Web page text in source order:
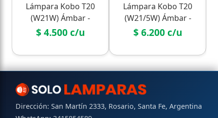
Lámpara Kobo T20
(W21W) Ámbar -
Vidrio 1 Filamento
$ 4.500 c/u
Lámpara Kobo T20
(W21/5W) Ámbar -
Vidrio 2 Filamentos
$ 6.200 c/u
Dirección: San Martín 2333, Rosario, Santa Fe, Argentina